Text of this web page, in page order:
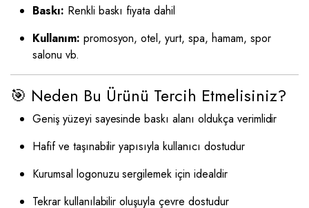
Baskı: Renkli baskı fiyata dahil
Kullanım: promosyon, otel, yurt, spa, hamam, spor
salonu vb.
🎯 Neden Bu Ürünü Tercih Etmelisiniz?
Geniş yüzeyi sayesinde baskı alanı oldukça verimlidir
Hafif ve taşınabilir yapısıyla kullanıcı dostudur
Kurumsal logonuzu sergilemek için idealdir
Tekrar kullanılabilir oluşuyla çevre dostudur